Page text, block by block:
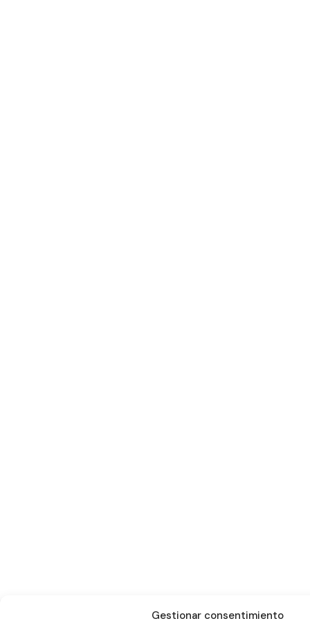
Gestionar consentimiento